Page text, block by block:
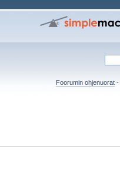
Foorumin ohjenuorat-